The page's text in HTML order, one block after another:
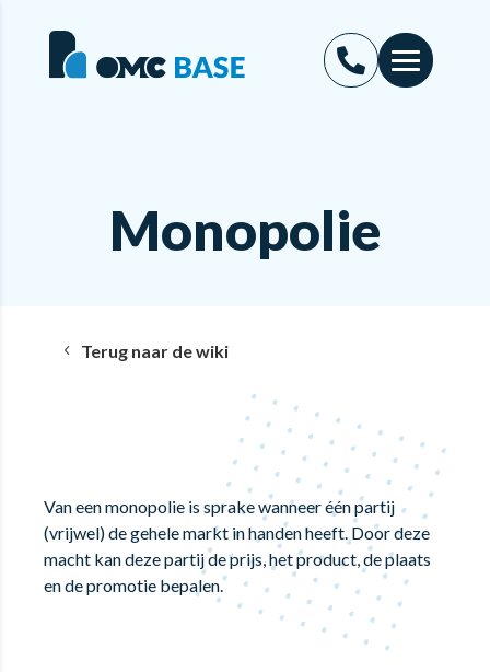
Monopolie
Terug naar de wiki
Van een monopolie is sprake wanneer één partij
(vrijwel) de gehele markt in handen heeft. Door deze
macht kan deze partij de prijs, het product, de plaats
en de promotie bepalen.